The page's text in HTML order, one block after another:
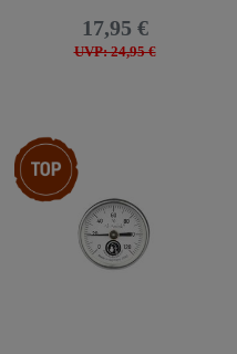
UVP: 24,95 €
17,95 €
Top-Artikel